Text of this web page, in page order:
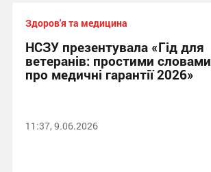
Здоров'я та медицина
НСЗУ презентувала «Гід для
ветеранів: простими словами
про медичні гарантії 2026»
11:37, 9.06.2026